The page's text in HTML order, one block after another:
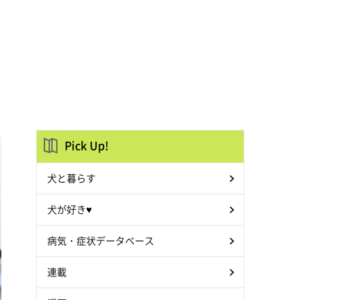
Pick Up!
犬と暮らす
犬が好き♥
病気・症状データベース
連載